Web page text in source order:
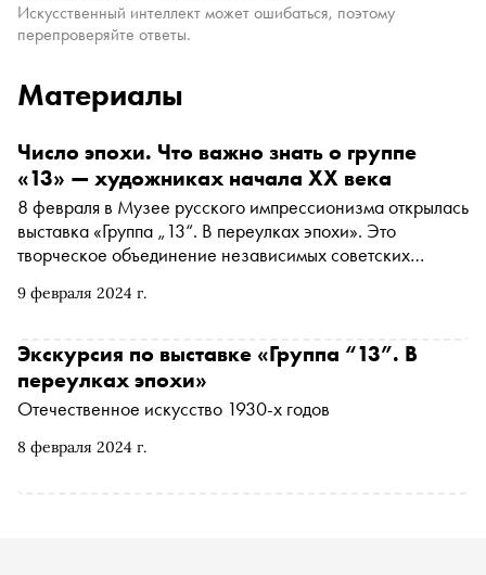
Искусственный интеллект может ошибаться, поэтому
перепроверяйте ответы.
Материалы
9 февраля 2024 г.
Число эпохи. Что важно знать о группе
«13» — художниках начала XX века
8 февраля в Музее русского импрессионизма открылась
выставка «Группа „13“. В переулках эпохи». Это
творческое объединение независимых советских
по 1931-й, но его участники создали собственный стиль
главное о творческом объединении «Тринадцать» и их
роли в искусстве
8 февраля 2024 г.
Экскурсия по выставке «Группа “13”. В
переулках эпохи»
Отечественное искусство 1930-х годов